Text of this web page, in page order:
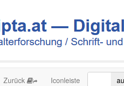
Zurück Iconleiste
an